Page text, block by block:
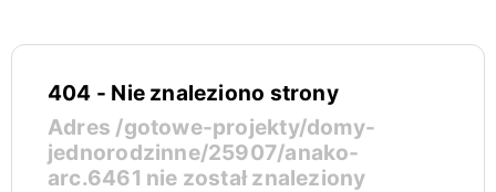
404 - Nie znaleziono strony
Adres /gotowe-projekty/domy-
jednorodzinne/25907/anako-
arc.6461 nie został znaleziony